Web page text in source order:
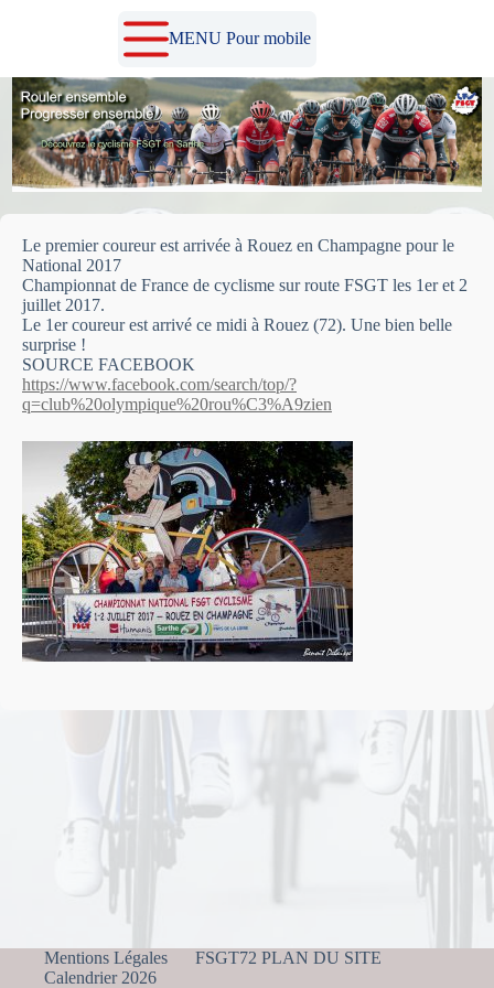
MENU Pour mobile
Le premier coureur est arrivée à Rouez en Champagne pour le
National 2017
Championnat de France de cyclisme sur route FSGT les 1er et 2
juillet 2017.
Le 1er coureur est arrivé ce midi à Rouez (72). Une bien belle
surprise !
SOURCE FACEBOOK
https://www.facebook.com/search/top/?
q=club%20olympique%20rou%C3%A9zien
Mentions Légales
FSGT72 PLAN DU SITE
Calendrier 2026